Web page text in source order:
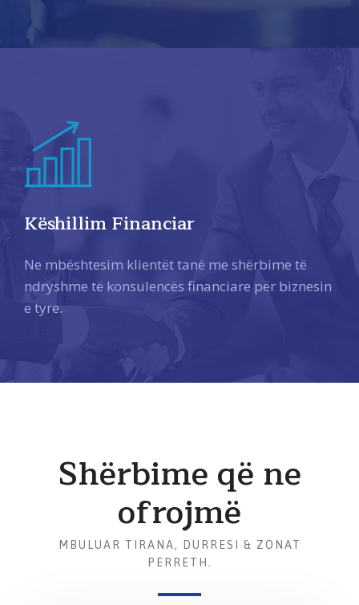
Këshillim Financiar
Ne mbështesim klientët tanë me shërbime të
ndryshme të konsulencës financiare për biznesin
e tyre.
Shërbime që ne
ofrojmë
MBULUAR TIRANA, DURRESI & ZONAT
PERRETH.